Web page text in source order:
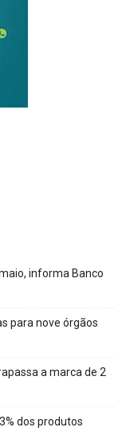
informa Banco
para nove órgãos
a marca de 2
dos produtos